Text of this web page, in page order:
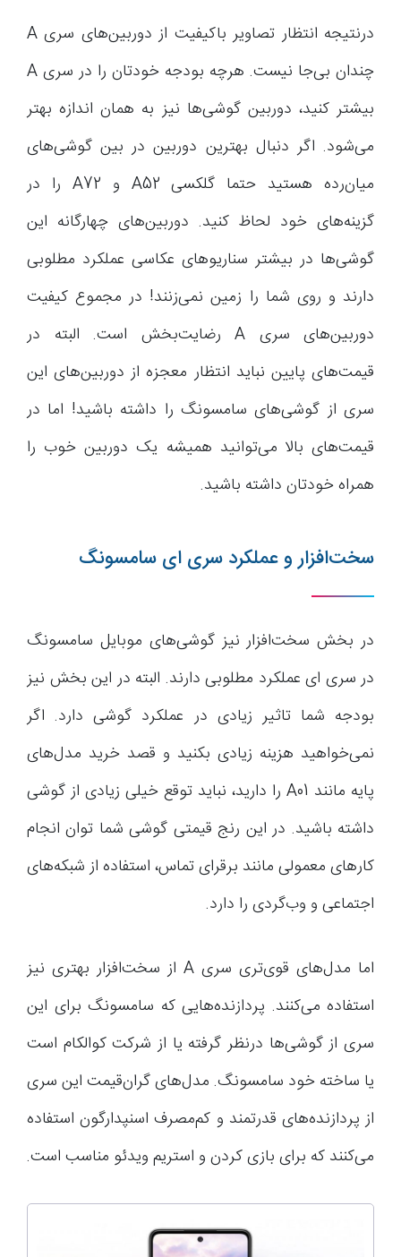
درنتیجه انتظار تصاویر باکیفیت از دوربین‌های سری A
چندان بی‌جا نیست. هرچه بودجه خودتان را در سری A
بیشتر کنید، دوربین گوشی‌ها نیز به همان اندازه بهتر
می‌شود. اگر دنبال بهترین دوربین در بین گوشی‌های
میان‌رده هستید حتما گلکسی A52 و A72 را در
گزینه‌های خود لحاظ کنید. دوربین‌های چهارگانه این
گوشی‌ها در بیشتر سناریوهای عکاسی عملکرد مطلوبی
دارند و روی شما را زمین نمی‌زنند! در مجموع کیفیت
دوربین‌های سری A رضایت‌بخش است. البته در
قیمت‌های پایین نباید انتظار معجزه از دوربین‌های این
سری از گوشی‌های سامسونگ را داشته باشید! اما در
قیمت‌های بالا می‌توانید همیشه یک دوربین خوب را
همراه خودتان داشته باشید.
سخت‌افزار و عملکرد سری ای سامسونگ
در بخش سخت‌افزار نیز گوشی‌های موبایل سامسونگ
در سری ای عملکرد مطلوبی دارند. البته در این بخش نیز
بودجه شما تاثیر زیادی در عملکرد گوشی دارد. اگر
نمی‌خواهید هزینه زیادی بکنید و قصد خرید مدل‌های
پایه مانند A01 را دارید، نباید توقع خیلی زیادی از گوشی
داشته باشید. در این رنج قیمتی گوشی شما توان انجام
کارهای معمولی مانند برقرای تماس، استفاده از شبکه‌های
اجتماعی و وب‌گردی را دارد.
اما مدل‌های قوی‌تری سری A از سخت‌افزار بهتری نیز
استفاده می‌کنند. پردازنده‌هایی که سامسونگ برای این
سری از گوشی‌ها درنظر گرفته یا از شرکت کوالکام است
یا ساخته خود سامسونگ. مدل‌های گران‌قیمت این سری
از پردازنده‌های قدرتمند و کم‌مصرف اسنپدارگون استفاده
می‌کنند که برای بازی‌ کردن و استریم ویدئو مناسب است.